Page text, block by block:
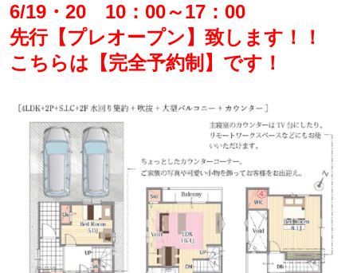
6/19・20 10：00～17：00
先行【プレオープン】致します！！
こちらは【完全予約制】です！